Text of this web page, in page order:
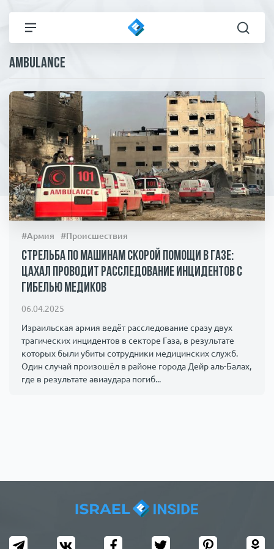
Все новости
Политика
В мире
Экономика
Общество
Коронавирус
Происшествия
Армия
Спорт
Здоровье и красота
Пресса
Статьи
ЧП И КРИМИНАЛ
Ambulance
#Армия #Происшествия
Стрельба по машинам скорой помощи в Газе:
ЦАХАЛ проводит расследование инцидентов с
гибелью медиков
06.04.2025
Израильская армия ведёт расследование сразу двух
трагических инцидентов в секторе Газа, в результате
которых были убиты сотрудники медицинских служб.
Один случай произошёл в районе города Дейр аль-Балах,
где в результате авиаудара погиб...